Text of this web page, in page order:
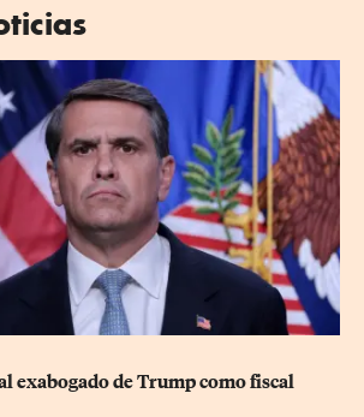
exabogado de Trump como fiscal